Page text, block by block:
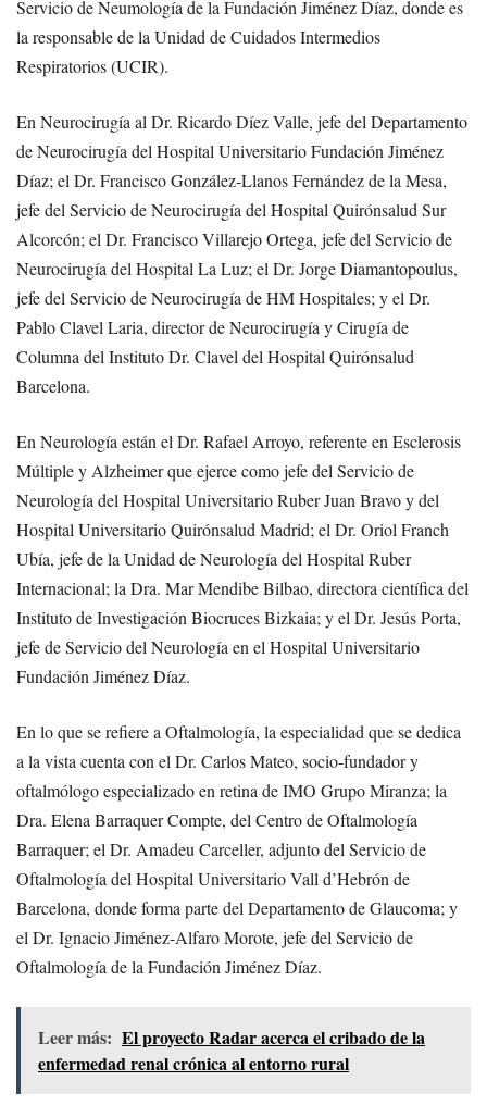
Servicio de Neumología de la Fundación Jiménez Díaz, donde es
la responsable de la Unidad de Cuidados Intermedios
Respiratorios (UCIR).
En Neurocirugía al Dr. Ricardo Díez Valle, jefe del Departamento
de Neurocirugía del Hospital Universitario Fundación Jiménez
Díaz; el Dr. Francisco González-Llanos Fernández de la Mesa,
jefe del Servicio de Neurocirugía del Hospital Quirónsalud Sur
Alcorcón; el Dr. Francisco Villarejo Ortega, jefe del Servicio de
Neurocirugía del Hospital La Luz; el Dr. Jorge Diamantopoulus,
jefe del Servicio de Neurocirugía de HM Hospitales; y el Dr.
Pablo Clavel Laria, director de Neurocirugía y Cirugía de
Columna del Instituto Dr. Clavel del Hospital Quirónsalud
Barcelona.
En Neurología están el Dr. Rafael Arroyo, referente en Esclerosis
Múltiple y Alzheimer que ejerce como jefe del Servicio de
Neurología del Hospital Universitario Ruber Juan Bravo y del
Hospital Universitario Quirónsalud Madrid; el Dr. Oriol Franch
Ubía, jefe de la Unidad de Neurología del Hospital Ruber
Internacional; la Dra. Mar Mendibe Bilbao, directora científica del
Instituto de Investigación Biocruces Bizkaia; y el Dr. Jesús Porta,
jefe de Servicio del Neurología en el Hospital Universitario
Fundación Jiménez Díaz.
En lo que se refiere a Oftalmología, la especialidad que se dedica
a la vista cuenta con el Dr. Carlos Mateo, socio-fundador y
oftalmólogo especializado en retina de IMO Grupo Miranza; la
Dra. Elena Barraquer Compte, del Centro de Oftalmología
Barraquer; el Dr. Amadeu Carceller, adjunto del Servicio de
Oftalmología del Hospital Universitario Vall d’Hebrón de
Barcelona, donde forma parte del Departamento de Glaucoma; y
el Dr. Ignacio Jiménez-Alfaro Morote, jefe del Servicio de
Oftalmología de la Fundación Jiménez Díaz.
Leer más: El proyecto Radar acerca el cribado de la
enfermedad renal crónica al entorno rural